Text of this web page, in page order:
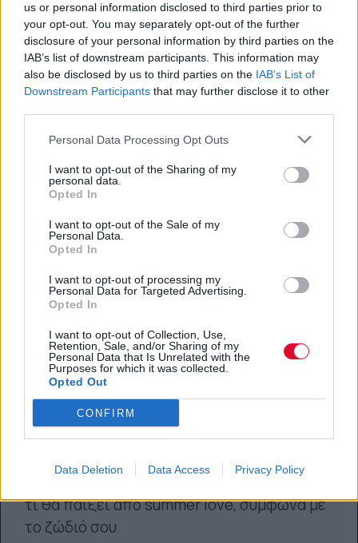
us or personal information disclosed to third parties prior to
your opt-out. You may separately opt-out of the further
disclosure of your personal information by third parties on the
IAB’s list of downstream participants. This information may
also be disclosed by us to third parties on the IAB’s List of
Downstream Participants that may further disclose it to other
Personal Data Processing Opt Outs
I want to opt-out of the Sharing of my
personal data.
Opted In
I want to opt-out of the Sale of my
Personal Data.
Opted In
I want to opt-out of processing my
Personal Data for Targeted Advertising.
Opted In
I want to opt-out of Collection, Use,
Retention, Sale, and/or Sharing of my
Personal Data that Is Unrelated with the
Purposes for which it was collected.
Opted Out
CONFIRM
Data Deletion Data Access Privacy Policy
«Όποιος απομακρύνεται από την
αλήθεια οδεύει προς τον θάνατο.
Τον όποιο θάνατο. Γιατί
υπάρχουνε πολλοί» Τζένη Καρέζη
Σαν σήμερα έσβησε το πιο γοητευτικό
πράσινο βλέμμα
27.07.2021
Προλαβαίνεις να βρεις αυτό το
καλοκαίρι τον έρωτα της ζωής
σου;
Ρωτήσαμε τα άστρα και σου φανερώνουμε
τι θα παίξει από summer love, σύμφωνα με
το ζώδιό σου